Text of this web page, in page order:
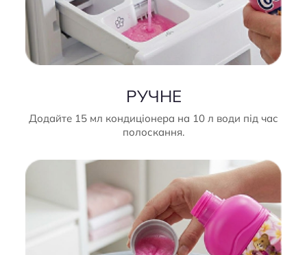
РУЧНЕ
Додайте 15 мл кондиціонера на 10 л води під час
полоскання.